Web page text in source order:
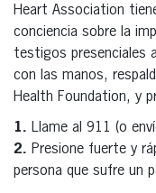
Heart Association
conciencia sobre la
testigos presenciales
con las manos,
Health Foundation, y
1. Llame al 911 (o
2. Presione fuerte y
persona que sufre un